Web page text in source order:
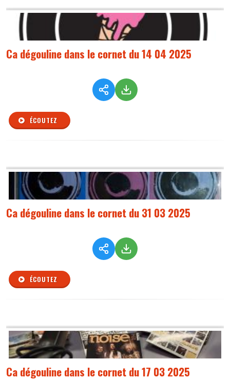
Ca dégouline dans le cornet du 14 04 2025
ÉCOUTEZ
Ca dégouline dans le cornet du 31 03 2025
ÉCOUTEZ
Ca dégouline dans le cornet du 17 03 2025